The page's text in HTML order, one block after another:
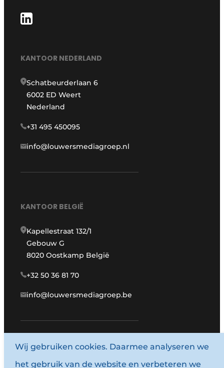
KANTOOR NEDERLAND
Schatbeurderlaan 6
6002 ED Weert
Nederland
+31 495 450095
info@louwersmediagroep.nl
KANTOOR BELGIË
Kapellestraat 132/1
Gebouw G
8020 Oostkamp België
+32 50 36 81 70
info@louwersmediagroep.be
www.louwersmediagroep.com
© 1987 - 2026 Louwersmediagroep.
Wij gebruiken cookies. Daarmee analyseren we
het gebruik van de website en verbeteren we